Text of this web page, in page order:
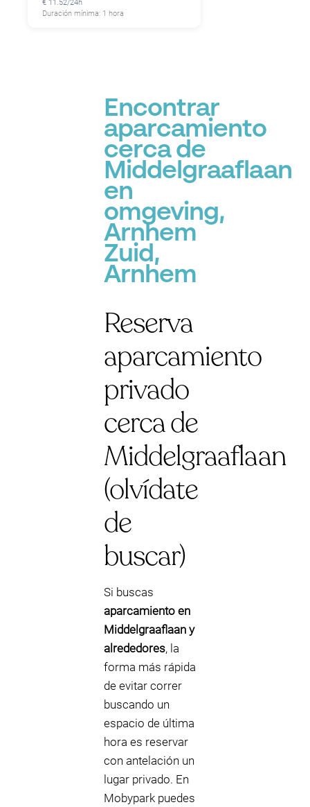
€ 11.52/24h
Duración mínima: 1 hora
Encontrar
aparcamiento
cerca de
Middelgraaflaan
en
omgeving,
Arnhem
Zuid,
Arnhem
Reserva
aparcamiento
privado
cerca de
Middelgraaflaan
(olvídate
de
buscar)
Si buscas
aparcamiento en
Middelgraaflaan y
alrededores, la
forma más rápida
de evitar correr
buscando un
espacio de última
hora es reservar
con antelación un
lugar privado. En
Mobypark puedes